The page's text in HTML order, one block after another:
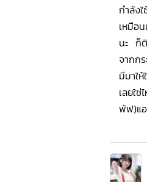
กำลัง
เหมือ
นะ ก็
จากก
มีมาใ
เลยใ
พัฟ)แ